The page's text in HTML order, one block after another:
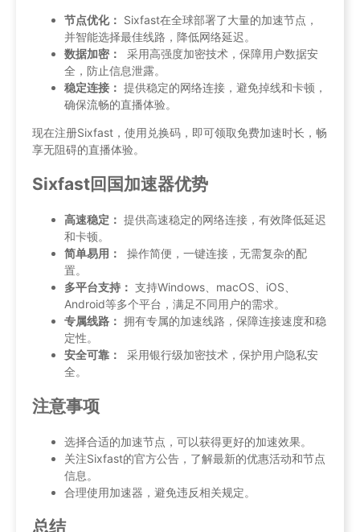
节点优化： Sixfast在全球部署了大量的加速节点，
并智能选择最佳线路，降低网络延迟。
数据加密：
采用高强度加密技术，保障用户数据安
全，防止信息泄露。
稳定连接： 提供稳定的网络连接，避免掉线和卡顿，
确保流畅的直播体验。
现在注册Sixfast，使用兑换码，即可领取免费加速时长，畅
享无阻碍的直播体验。
Sixfast回国加速器优势
高速稳定： 提供高速稳定的网络连接，有效降低延迟
和卡顿。
简单易用：
操作简便，一键连接，无需复杂的配
置。
多平台支持： 支持Windows、macOS、iOS、
Android等多个平台，满足不同用户的需求。
专属线路： 拥有专属的加速线路，保障连接速度和稳
定性。
安全可靠：
采用银行级加密技术，保护用户隐私安
全。
注意事项
选择合适的加速节点，可以获得更好的加速效果。
关注Sixfast的官方公告，了解最新的优惠活动和节点
信息。
合理使用加速器，避免违反相关规定。
总结